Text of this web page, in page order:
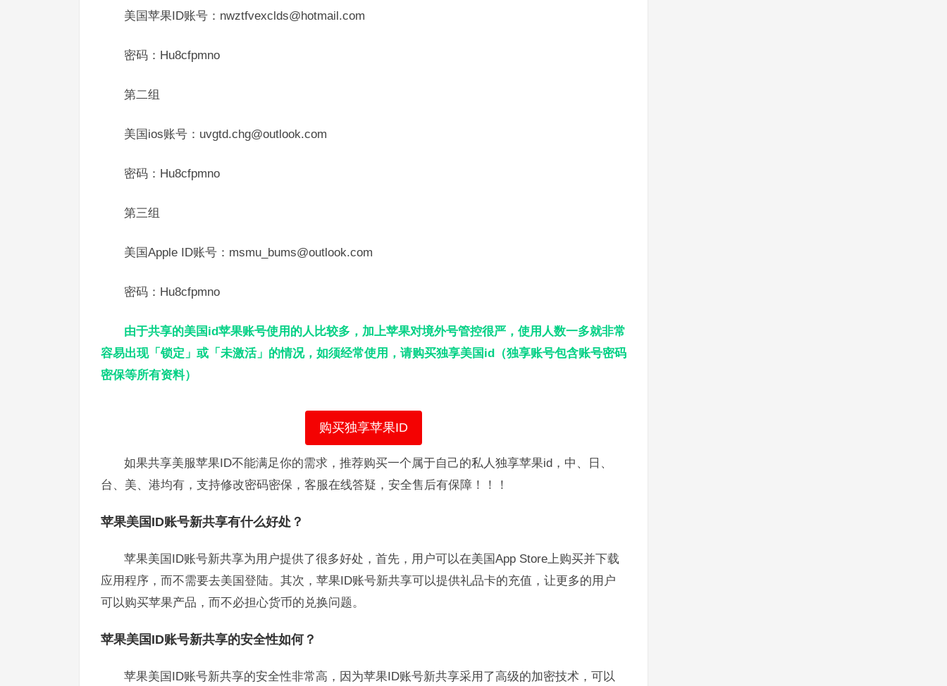
美国苹果ID账号：nwztfvexclds@hotmail.com
密码：Hu8cfpmno
第二组
美国ios账号：uvgtd.chg@outlook.com
密码：Hu8cfpmno
第三组
美国Apple ID账号：msmu_bums@outlook.com
密码：Hu8cfpmno
由于共享的美国id苹果账号使用的人比较多，加上苹果对境外号管控很严，使用人数一多就非常
容易出现「锁定」或「未激活」的情况，如须经常使用，请购买独享美国id（独享账号包含账号密码
密保等所有资料）
购买独享苹果ID
如果共享美服苹果ID不能满足你的需求，推荐购买一个属于自己的私人独享苹果id，中、日、
台、美、港均有，支持修改密码密保，客服在线答疑，安全售后有保障！！！
苹果美国ID账号新共享有什么好处？
苹果美国ID账号新共享为用户提供了很多好处，首先，用户可以在美国App Store上购买并下载
应用程序，而不需要去美国登陆。其次，苹果ID账号新共享可以提供礼品卡的充值，让更多的用户
可以购买苹果产品，而不必担心货币的兑换问题。
苹果美国ID账号新共享的安全性如何？
苹果美国ID账号新共享的安全性非常高，因为苹果ID账号新共享采用了高级的加密技术，可以